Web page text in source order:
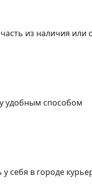
из наличия или
удобным способом
у себя в городе